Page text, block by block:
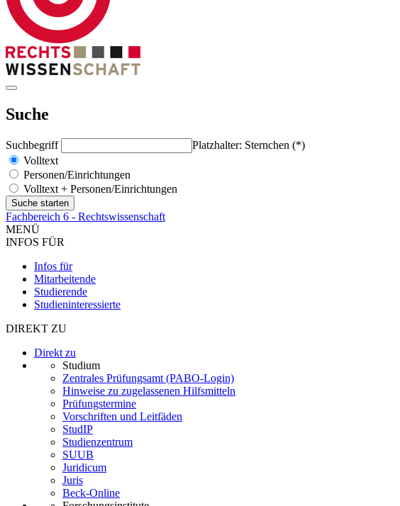
Suche
Suchbegriff
Platzhalter: Sternchen (*)
Volltext
Personen/Einrichtungen
Volltext + Personen/Einrichtungen
Fachbereich 6 - Rechtswissenschaft
MENÜ
INFOS FÜR
Infos für
Mitarbeitende
Studierende
Studieninteressierte
DIREKT ZU
Direkt zu
Studium
Zentrales Prüfungsamt (PABO-Login)
Hinweise zu zugelassenen Hilfsmitteln
Prüfungstermine
Vorschriften und Leitfäden
StudIP
Studienzentrum
SUUB
Juridicum
Juris
Beck-Online